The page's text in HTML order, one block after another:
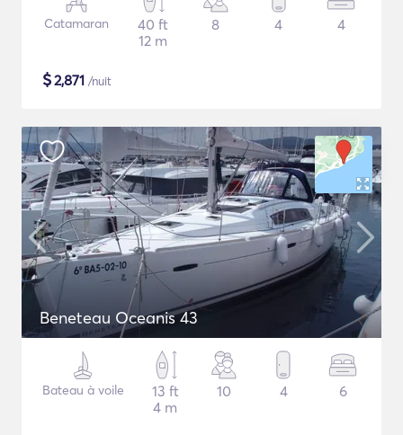
Catamaran
40 ft
12 m
8 4 4
$2,871 /nuit
Beneteau Oceanis 43
Bateau à voile
13 ft
4 m
10 4 6